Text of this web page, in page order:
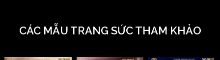
CÁC MẪU TRANG SỨC THAM KHẢO